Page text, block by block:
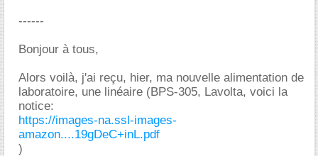
------
Bonjour à tous,
Alors voilà, j'ai reçu, hier, ma nouvelle alimentation de
laboratoire, une linéaire (BPS-305, Lavolta, voici la
notice:
https://images-na.ssl-images-
amazon....19gDeC+inL.pdf
)